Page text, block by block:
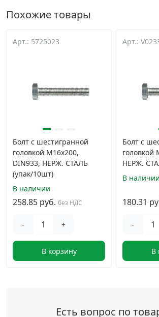
Похожие товары
Арт.: 5725023
Болт с шестигранной
головкой M16х200,
DIN933, НЕРЖ. СТАЛЬ
(упак/10шт)
В наличии
258.85 руб. без НДС
- +
В корзину
Арт.:
Болт с
головкой
НЕРЖ.
В наличии
180.31
-
В
Есть вопрос по